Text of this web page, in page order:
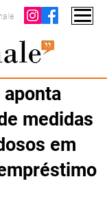
aponta
medidas
em